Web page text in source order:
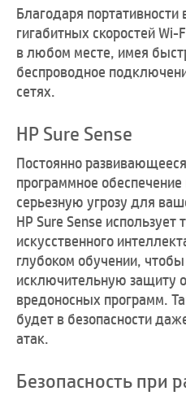
Благодаря
гигабитных скоростей
в любом месте, имея
беспроводное
сетях.
HP Sure Sense
Постоянно
программное
серьезную угрозу для
HP Sure Sense использует
искусственного
глубоком обучении,
исключительную защиту
вредоносных программ.
будет в безопасности
атак.
Безопасность при